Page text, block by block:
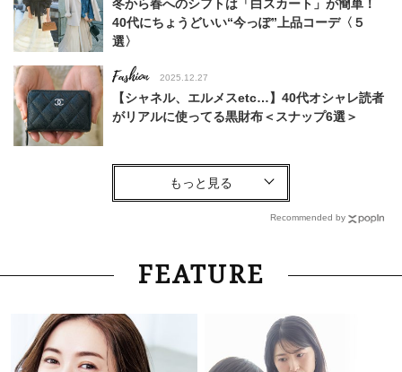
冬から春へのシフトは「白スカート」が簡単！
40代にちょうどいい“今っぽ”上品コーデ〈５
選〉
Fashion 2025.12.27
【シャネル、エルメスetc…】40代オシャレ読者
がリアルに使ってる黒財布＜スナップ6選＞
Fashion
40代、”移動が多い日”の最適解は【バレエシュ
Lifestyle 2026.8.5
梅宮アンナさん「子育てをした記憶がないんで
Lifestyle
Recommended by
FEATURE